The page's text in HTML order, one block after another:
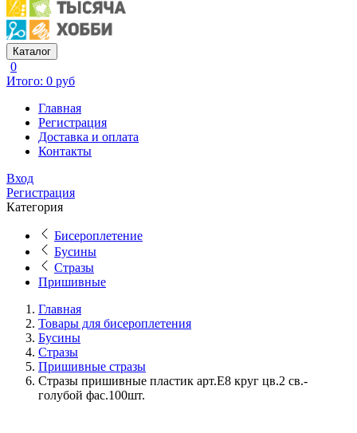
Каталог
0
Итого: 0 руб
Главная
Регистрация
Доставка и оплата
Контакты
Вход
Регистрация
Категория
Бисероплетение
Бусины
Стразы
Пришивные
Главная
Товары для бисероплетения
Бусины
Стразы
Пришивные стразы
Стразы пришивные пластик арт.E8 круг цв.2 св.-
голубой фас.100шт.